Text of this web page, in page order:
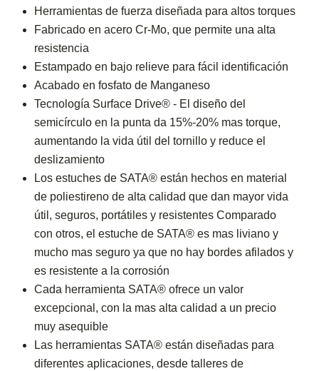
Herramientas de fuerza diseñada para altos torques
Fabricado en acero Cr-Mo, que permite una alta
resistencia
Estampado en bajo relieve para fácil identificación
Acabado en fosfato de Manganeso
Tecnología Surface Drive® - El diseño del
semicírculo en la punta da 15%-20% mas torque,
aumentando la vida útil del tornillo y reduce el
deslizamiento
Los estuches de SATA® están hechos en material
de poliestireno de alta calidad que dan mayor vida
útil, seguros, portátiles y resistentes Comparado
con otros, el estuche de SATA® es mas liviano y
mucho mas seguro ya que no hay bordes afilados y
es resistente a la corrosión
Cada herramienta SATA® ofrece un valor
excepcional, con la mas alta calidad a un precio
muy asequible
Las herramientas SATA® están diseñadas para
diferentes aplicaciones, desde talleres de